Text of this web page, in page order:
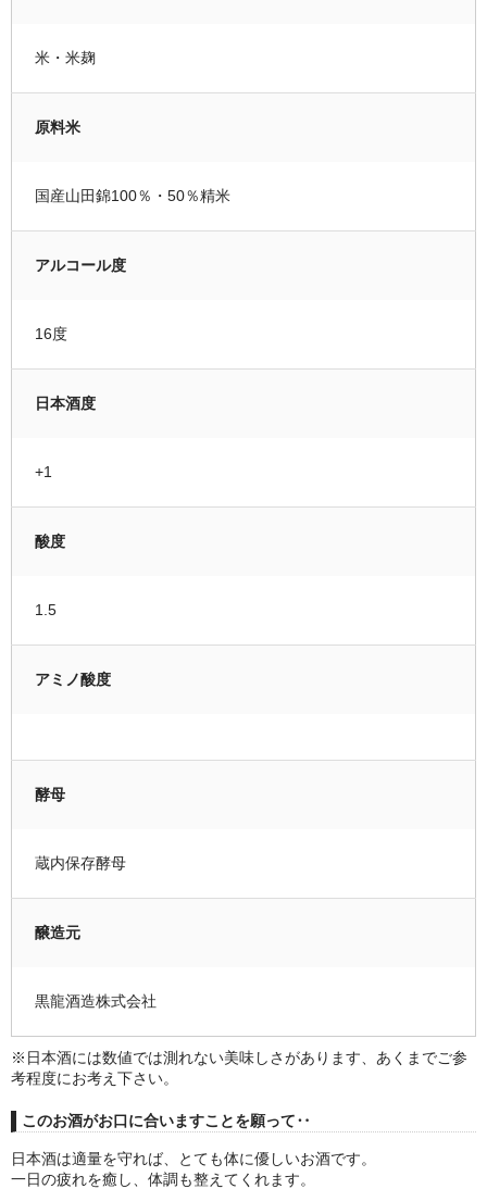
米・米麹
原料米
国産山田錦100％・50％精米
アルコール度
16度
日本酒度
+1
酸度
1.5
アミノ酸度
酵母
蔵内保存酵母
醸造元
黒龍酒造株式会社
※日本酒には数値では測れない美味しさがあります、あくまでご参
考程度にお考え下さい。
このお酒がお口に合いますことを願って‥
日本酒は適量を守れば、とても体に優しいお酒です。
一日の疲れを癒し、体調も整えてくれます。